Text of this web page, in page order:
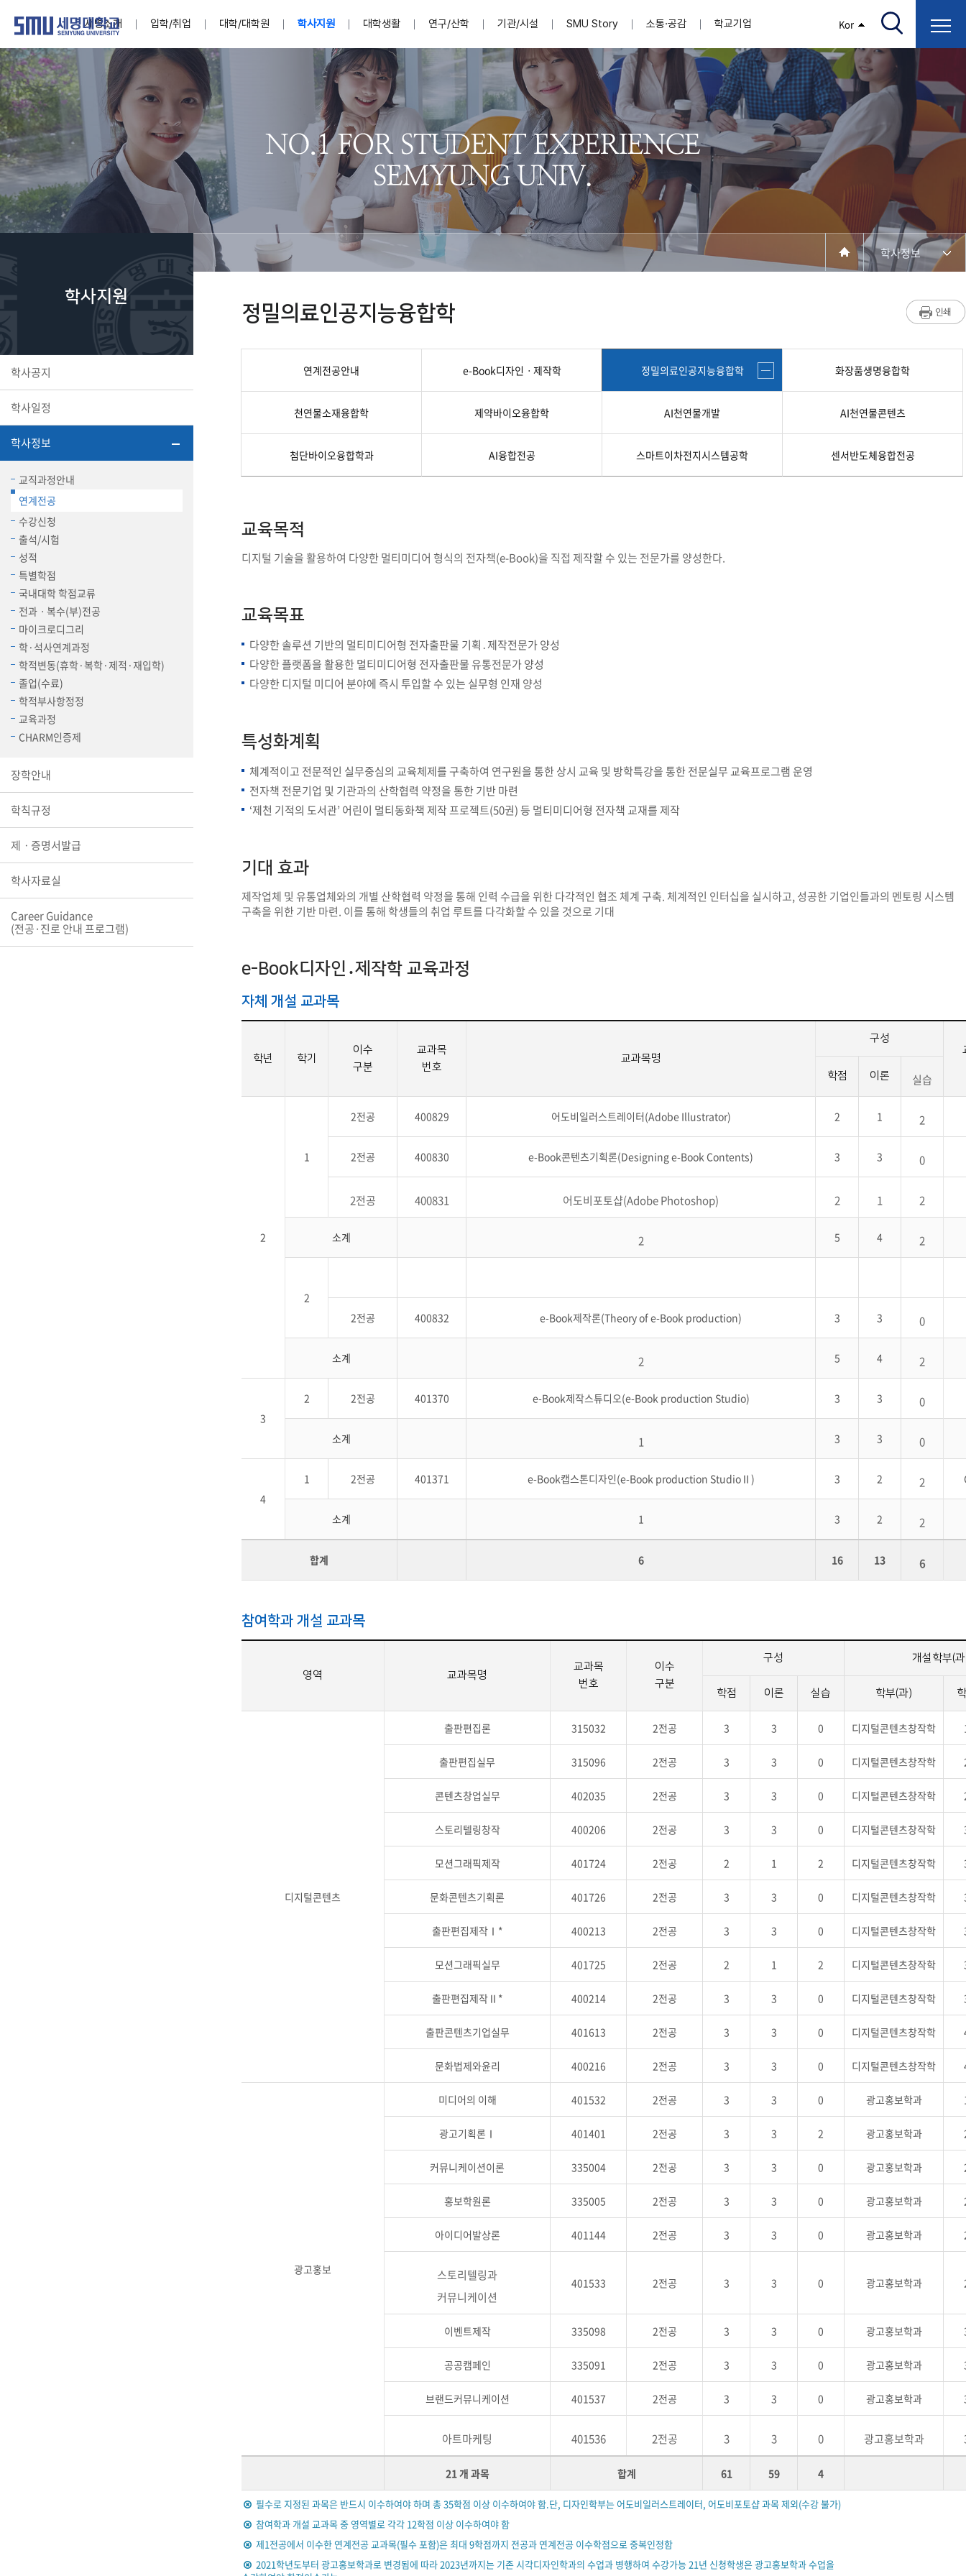
Kor
세명소개
세명소개
인재양성이 국가의 미래
세상을 밝게 비추는 인재양성
사이버투어 홍보브로슈어
설립자발자취 이사장인사말 법인소개
자매회사 및 기관
임원현황
이사회(개최, 회의록)
학교법인 임원과 친족관계에 있는 교직원 현황
열린총장실
인사말 역대총장
제8,9대 총장 이용걸
제6,7대 총장 김유성
제5대 총장 김광림
건학이념 세명인재상 인재상과 5대핵심역량
대학소개
Why SMU 세명대 History 대학연혁
2010년대
교목/교화/교가
상징물
교가
세명대 UI
로고타입
대학현황
교직원현황
학생현황
시설현황
대학평의원회 기금운용심의회
기본방향 비전 및 전략설정과정
교양교육 체계도
전공 체계도
발전기금
입학/취업
입학/취업
인재양성이 국가의 미래
세상을 밝게 비추는 인재양성
사이버투어 홍보브로슈어
입학홈페이지 입학정보통합시스템(합격조회/고지서출력/납부조회)
일반ㆍ경영행정복지대학원 저널리즘대학원
International
Students
취·창업지원처
취·창업지원처 소개 학생종합경력시스템 세빈샵(온라인학생창업몰)
대학/대학원
대학/대학원
인재양성이 국가의 미래
세상을 밝게 비추는 인재양성
사이버투어 홍보브로슈어
인문예술대학
미디어콘텐츠창작학과
외국어학부
아트앤산업디자인학과
실내디자인학과
시각·영상디자인학과
패션디자인학과
공연예술학과
영화웹툰애니메이션학과
미디어문화학부
사회과학대학
경찰학과
행정학과
법학과
부동산지적학과
소방방재학과
경영학과
회계세무금융학과
글로벌물류학과
호텔경영학과
관광경영학과
AI융합대학
AI컴퓨터학부
스마트IT학부
전기공학과
전자공학과
건축학과
건설환경공학과
환경에너지학과
전기전자공학과
재난안전학과
보건안전공학과
보건바이오대학
간호학과
작업치료학과
임상병리학과
바이오제약산업학부
바이오코스메틱학과
뷰티케어학과
바이오식품영양학부
생활체육학과
반려동물산업학과
교양대학
연계전공
라이프복지상담학과
일반ㆍ경영행정복지대학원 저널리즘대학원
평생교육원
학사지원
학사지원
인재양성이 국가의 미래
세상을 밝게 비추는 인재양성
사이버투어 홍보브로슈어
학사정보
교직과정안내
교직교육 목적 및 교육목표
이수안내
교직과목 해설
신청서 다운로드
연계전공
연계전공안내
e-Book디자인ㆍ제작학
정밀의료인공지능융합학
화장품생명융합학
AI융합전공
스마트이차전지시스템공학
센서반도체융합전공
수강신청
수강신청
동일과목전공인정
재수강
수강포기
계절학기
전자출결
강의건물 약자표시
성적
성적열람 및 정정,성적인정
유급
학사경고
학년/학기 재이수
특별학점
국내대학 학점교류 전과ㆍ복수(부)전공 마이크로디그리 학·석사연계과정
복학
자퇴
장학안내
장학제도 장학금신청ㆍ지급
학사자료실
Career Guidance
(전공·진로 안내 프
로그램)
전공·진로 안내영상
대학생활
대학생활
인재양성이 국가의 미래
세상을 밝게 비추는 인재양성
사이버투어 홍보브로슈어
대학생활 안내영상
학생상담/심리 권익보호 사회봉사지원센터
센터 및 조직소개
규정집
주요업무
봉사단운영
장애학생지원센터
소개
지원서비스
장애학생도우미
찾아오시는길
학습역량강화
취업진로상담
학생증발급
학생활동
대학축제 학생자치기구 학생커뮤니티 학생사회봉사
학생생활관 보건진료소 체육시설 편의시설
편의점
학생식당
학생휴게실
서점
우편취급국
국제교류
교환학생
해외어학연수
국외인턴십
병무행정
예비군연대
예비군연대소개 전입신청안내 교육훈련안내
제도의 특징
임관식
교내교육 및 입영훈련
업무담당자 소개
학습활동
모집일정
선발방법
SETOPIA 컴퓨터 실습실 디지털자료실 세명통통 어플리케이션
연구/산학
연구/산학
인재양성이 국가의 미래
세상을 밝게 비추는 인재양성
사이버투어 홍보브로슈어
산학협력단
산학협력단 소개 연구지원 지식재산권 부속기관 정보광장(자료실)
교내연구지원
교내학술연구비 지원 국제학술지 논문게재 지원
학술저서발간 지원
국제학술회의 참가경비 지원
학술대회 참가경비 지원 부설연구소 학술회의 개최 경비 지원
연구윤리
세명대학교 연구윤리 생명윤리위원회 동물실험윤리위원회
LINC+ 사업단
기관/시설
기관/시설
인재양성이 국가의 미래
세상을 밝게 비추는 인재양성
사이버투어 홍보브로슈어
기구조직표
교육혁신·학생성공본부 대학혁신사업단 대학일자리플러스센터 인권센터
대학본부
교무연구처 기획실 학생처 사무처 입학관리본부 국제교류처
취ㆍ창업지원처
산학협력단
부속기관
학술정보원 평생교육원 편집방송국 학생생활관
예비군연대
공자학원
부설연구소
인문사회과학연구소
연구소 조직
학술·연구활동 실적
연구소 조직
연구소 조직
학술·연구활동 실적
구성원소개
연구 및 자료실
제천시어린이·사회복지급식관리지원센터
단양군어린이급식관리지원센터
부속병원
부속제천한방병원 부속충주한방병원
기타 교내기관
SMU Story
SMU Story
인재양성이 국가의 미래
세상을 밝게 비추는 인재양성
사이버투어 홍보브로슈어
News@SMU
일반공지 장학 및 학사안내 입찰공고 정보보호
채용공고
교원(강사,겸임교원포함)채용정보
행사안내
보도자료
Photo SMU
학생활동
온라인접수시스템
온라인접수시스템
소통·공감
소통·공감
인재양성이 국가의 미래
세상을 밝게 비추는 인재양성
사이버투어 홍보브로슈어
소통·공감
학교기업
학교기업
인재양성이 국가의 미래
세상을 밝게 비추는 인재양성
사이버투어 홍보브로슈어
세명네이처
세네뜨리아
S:MU 스포츠 아카데
미
S:MU LifeLap 다이
S:MU FoodLap 또
학사지원
학사공지
학사일정
학사정보
교직과정안내
연계전공
수강신청
출석/시험
성적
특별학점
국내대학 학점교류
전과ㆍ복수(부)전공
마이크로디그리
학·석사연계과정
학적변동(휴학·복학·제적·재입학)
졸업(수료)
학적부사항정정
교육과정
CHARM인증제
장학안내
학칙규정
제ㆍ증명서발급
학사자료실
Career Guidance
(전공·진로 안내 프로그램)
학사정보
입학/취업
대학/대학원
학사지원
대학생활
연구/산학
정밀의료인공지능융합학
연계전공안내 e-Book디자인ㆍ제작학 정밀의료인공지능융합학 화장품생명융합학
천연물소재융합학 제약바이오융합학 AI천연물개발 AI천연물콘텐츠
첨단바이오융합학과 AI융합전공 스마트이차전지시스템공학 센서반도체융합전공
교육목적
디지털 기술을 활용하여 다양한 멀티미디어 형식의 전자책(e-Book)을 직접 제작할 수 있는 전문가를 양성한다.
교육목표
다양한 솔루션 기반의 멀티미디어형 전자출판물 기획․제작전문가 양성
다양한 플랫폼을 활용한 멀티미디어형 전자출판물 유통전문가 양성
다양한 디지털 미디어 분야에 즉시 투입할 수 있는 실무형 인재 양성
특성화계획
체계적이고 전문적인 실무중심의 교육체제를 구축하여 연구원을 통한 상시 교육 및 방학특강을 통한 전문실무 교육프로그램 운영
전자책 전문기업 및 기관과의 산학협력 약정을 통한 기반 마련
‘제천 기적의 도서관’ 어린이 멀티동화책 제작 프로젝트(50권) 등 멀티미디어형 전자책 교재를 제작
기대 효과
제작업체 및 유통업체와의 개별 산학협력 약정을 통해 인력 수급을 위한 다각적인 협조 체계 구축. 체계적인 인터십을 실시하고, 성공한 기업인들과의 멘토링 시스템
구축을 위한 기반 마련. 이를 통해 학생들의 취업 루트를 다각화할 수 있을 것으로 기대
e-Book디자인․제작학 교육과정
자체 개설 교과목
학년 학기
이수
구분
교과목
번호
교과목명
구성
학점 이론 실습
2
1
2전공 400829 어도비일러스트레이터(Adobe Illustrator) 2 1 2
2전공 400830 e-Book콘텐츠기획론(Designing e-Book Contents) 3 3 0
2전공 400831 어도비포토샵(Adobe Photoshop) 2 1 2
소계 2 5 4 2
2
2전공
400832 e-Book제작론(Theory of e-Book production) 3 3 0
소계 2 5 4 2
3
2 2전공 401370 e-Book제작스튜디오(e-Book production Studio) 3 3 0
소계 1 3 3 0
4
1 2전공 401371 e-Book캡스톤디자인(e-Book production StudioⅡ) 3 2 2
소계 1 3 2 2
합계 6 16 13 6
참여학과 개설 교과목
영역 교과목명
교과목
번호
이수
구분
구성 개설학부(
학점 이론 실습 학부(과)
디지털콘텐츠
출판편집론 315032 2전공 3 3 0 디지털콘텐츠창작학
출판편집실무 315096 2전공 3 3 0 디지털콘텐츠창작학
콘텐츠창업실무 402035 2전공 3 3 0 디지털콘텐츠창작학
스토리텔링창작 400206 2전공 3 3 0 디지털콘텐츠창작학
모션그래픽제작 401724 2전공 2 1 2 디지털콘텐츠창작학
문화콘텐츠기획론 401726 2전공 3 3 0 디지털콘텐츠창작학
출판편집제작Ⅰ* 400213 2전공 3 3 0 디지털콘텐츠창작학
모션그래픽실무 401725 2전공 2 1 2 디지털콘텐츠창작학
출판편집제작Ⅱ* 400214 2전공 3 3 0 디지털콘텐츠창작학
출판콘텐츠기업실무 401613 2전공 3 3 0 디지털콘텐츠창작학
문화법제와윤리 400216 2전공 3 3 0 디지털콘텐츠창작학
광고홍보
미디어의 이해 401532 2전공 3 3 0 광고홍보학과
광고기획론Ⅰ 401401 2전공 3 3 2 광고홍보학과
커뮤니케이션이론 335004 2전공 3 3 0 광고홍보학과
홍보학원론 335005 2전공 3 3 0 광고홍보학과
아이디어발상론 401144 2전공 3 3 0 광고홍보학과
스토리텔링과
커뮤니케이션
401533 2전공 3 3 0 광고홍보학과
이벤트제작 335098 2전공 3 3 0 광고홍보학과
공공캠페인 335091 2전공 3 3 0 광고홍보학과
브랜드커뮤니케이션 401537 2전공 3 3 0 광고홍보학과
아트마케팅 401536 2전공 3 3 0 광고홍보학과
21 개 과목 합계 61 59 4
필수로 지정된 과목은 반드시 이수하여야 하며 총 35학점 이상 이수하여야 함.단, 디자인학부는 어도비일러스트레이터, 어도비포토샵 과목 제외(수강 불가)
참여학과 개설 교과목 중 영역별로 각각 12학점 이상 이수하여야 함
제1전공에서 이수한 연계전공 교과목(필수 포함)은 최대 9학점까지 전공과 연계전공 이수학점으로 중복인정함
2021학년도부터 광고홍보학과로 변경됨에 따라 2023년까지는 기존 시각디자인학과의 수업과 병행하여 수강가능 21년 신청학생은 광고홍보학과 수업을